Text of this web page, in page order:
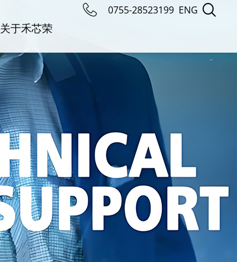
关于禾芯荣
0755-28523199 ENG